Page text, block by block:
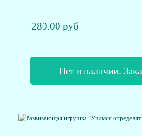
280.00 руб
Нет в наличии.